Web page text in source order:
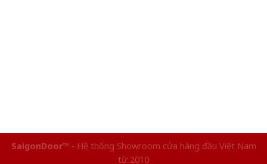
SaigonDoor™ - Hệ thống Showroom cửa hàng đầu Việt Nam
từ 2010